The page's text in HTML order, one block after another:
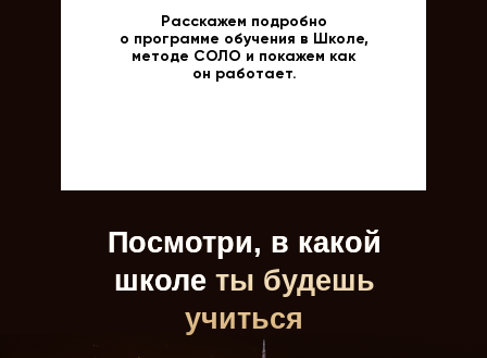
Расскажем подробно
о программе обучения в Школе,
методе СОЛО и покажем как
он работает.
Посмотри, в какой
школе ты будешь
учиться